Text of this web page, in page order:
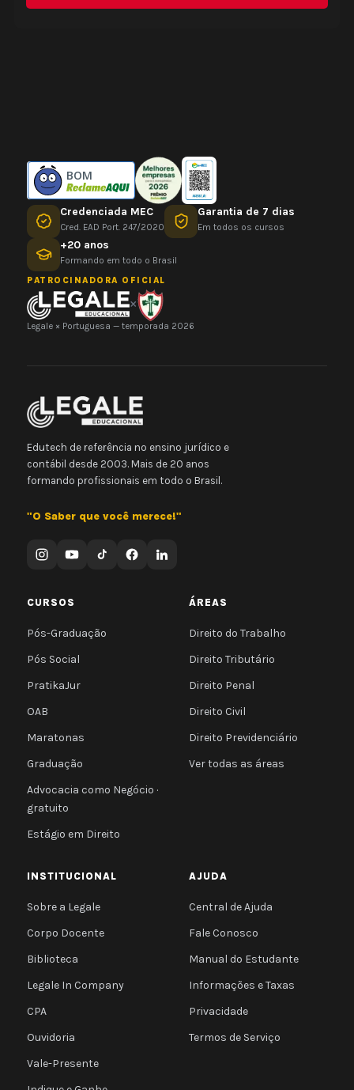
BOM
Credenciada MEC
Cred. EAD Port. 247/2020
Garantia de 7 dias
Em todos os cursos
+20 anos
Formando em todo o Brasil
PATROCINADORA OFICIAL
×
Legale × Portuguesa — temporada 2026
Edutech de referência no ensino jurídico e
contábil desde 2003. Mais de 20 anos
formando profissionais em todo o Brasil.
"O Saber que você merece!"
CURSOS
Pós-Graduação
Pós Social
PratikaJur
OAB
Maratonas
Graduação
Advocacia como Negócio ·
gratuito
Estágio em Direito
ÁREAS
Direito do Trabalho
Direito Tributário
Direito Penal
Direito Civil
Direito Previdenciário
Ver todas as áreas
INSTITUCIONAL
Sobre a Legale
Corpo Docente
Biblioteca
Legale In Company
CPA
Ouvidoria
Vale-Presente
AJUDA
Central de Ajuda
Fale Conosco
Manual do Estudante
Informações e Taxas
Privacidade
Termos de Serviço